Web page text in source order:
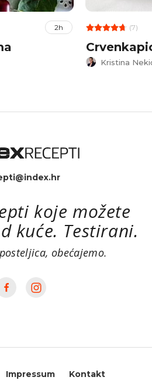
2h (7)
Kristina
koje možete
kuće. Testirani.
obećajemo.
Impressum Kontakt